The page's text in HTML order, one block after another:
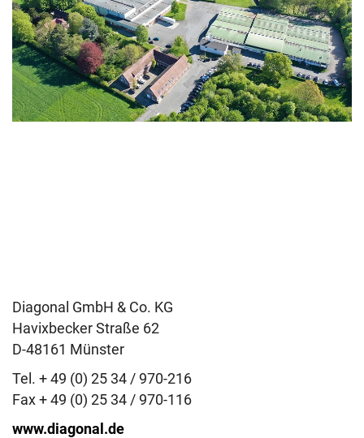
Diagonal GmbH & Co. KG
Havixbecker Straße 62
D-48161 Münster
Tel. + 49 (0) 25 34 / 970-216
Fax + 49 (0) 25 34 / 970-116
www.diagonal.de